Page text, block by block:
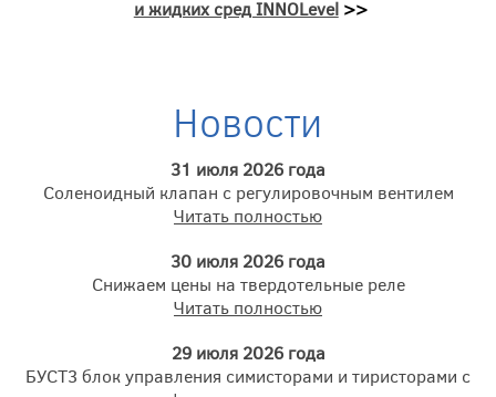
и жидких сред INNOLevel>>
Новости
31 июля 2026 года
Соленоидный клапан с регулировочным вентилем
Читать полностью
30 июля 2026 года
Снижаем цены на твердотельные реле
Читать полностью
29 июля 2026 года
БУСТ3 блок управления симисторами и тиристорами с